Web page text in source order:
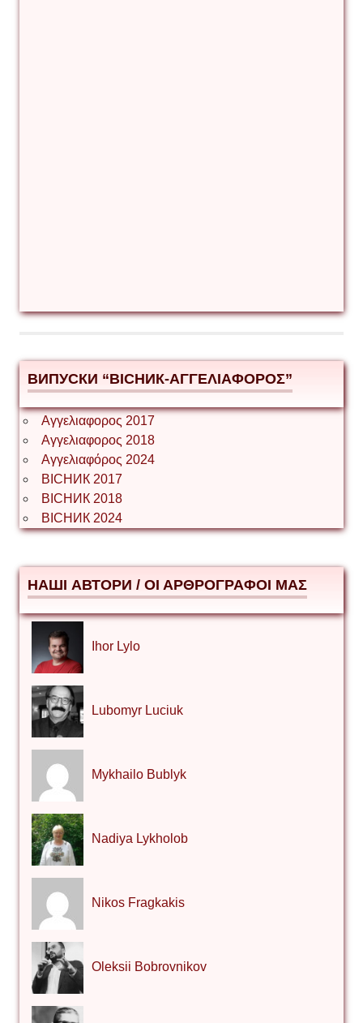
ВИПУСКИ “ВІСНИК-ΑΓΓΕΛΙΑΦΟΡΟΣ”
Αγγελιαφορος 2017
Αγγελιαφορος 2018
Αγγελιαφόρος 2024
ВІСНИК 2017
ВІСНИК 2018
ВІСНИК 2024
НАШІ АВТОРИ / ΟΙ ΑΡΘΡΟΓΡΑΦΟΙ ΜΑΣ
Ihor Lylo
Lubomyr Luciuk
Mykhailo Bublyk
Nadiya Lykholob
Nikos Fragkakis
Oleksii Bobrovnikov